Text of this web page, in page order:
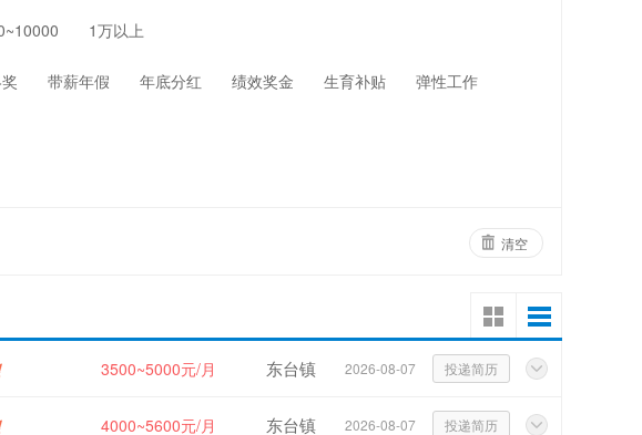
1万以上
带薪年假 年底分红 绩效奖金 生育补贴
弹性工作
清空
3500~5000元/月 东台镇 2026-08-07 投递简历
4000~5600元/月 东台镇 2026-08-07 投递简历